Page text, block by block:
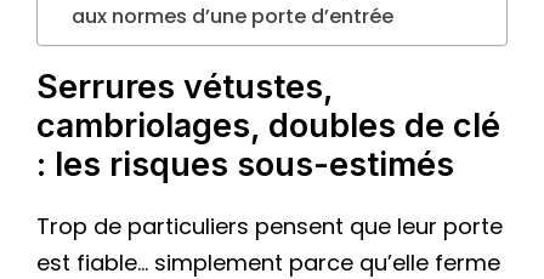
aux normes d’une porte d’entrée
Serrures vétustes,
cambriolages, doubles de clé
: les risques sous-estimés
Trop de particuliers pensent que leur porte
est fiable… simplement parce qu’elle ferme